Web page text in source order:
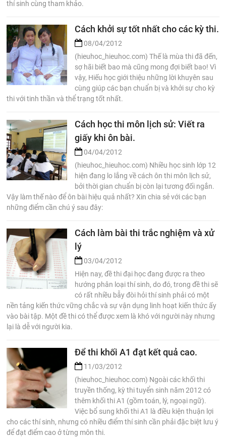
thí sinh cùng tham khảo.
Cách khởi sự tốt nhất cho các kỳ thi.
08/04/2012
(hieuhoc_hieuhoc.com) Thế là mùa thi đã đến,
sợ hãi biết bao mà cũng mong đợi biết bao! Vì
vậy, Hiếu học giới thiệu những lời khuyên sau
cùng giúp các bạn chuẩn bị và khởi sự cho kỳ
thi với tinh thần và thể trạng tốt nhất.
Cách học thi môn lịch sử: Viết ra
giấy khi ôn bài.
04/04/2012
(hieuhoc_hieuhoc.com) Nhiều học sinh lớp 12
hiện đang lo lắng về cách ôn thi môn lịch sử,
bởi thời gian chuẩn bị còn lại tương đối ngắn.
Vậy làm thế nào để ôn bài hiệu quả nhất? Xin chia sẻ với các bạn
những điểm cần chú ý sau đây:
Cách làm bài thi trắc nghiệm và xử
lý
03/04/2012
Hiện nay, đề thi đại học đang được ra theo
hướng phân loại thí sinh, do đó, trong đề thi sẽ
có rất nhiều bẫy đòi hỏi thí sinh phải có một
nền tảng kiến thức vững chắc và sự vận dụng linh hoạt kiến thức ấy
vào bài tập. Một đề thi có thể được xem là khó với người này nhưng
lại là dễ với người kia.
Để thi khối A1 đạt kết quả cao.
11/03/2012
(hieuhoc_hieuhoc.com) Ngoài các khối thi
truyền thống, kỳ thi tuyển sinh năm 2012 có
thêm khối thi A1 (gồm toán, lý, ngoại ngữ).
Việc bổ sung khối thi A1 là điều kiện thuận lợi
cho các thí sinh, nhưng có nhiều điểm thí sinh cần phải đặc biệt lưu ý
để đạt điểm cao ở từng môn thi.